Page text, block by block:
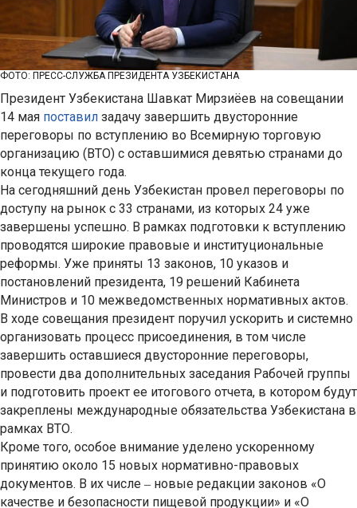
ФОТО: ПРЕСС-СЛУЖБА ПРЕЗИДЕНТА УЗБЕКИСТАНА
Президент Узбекистана Шавкат Мирзиёев на совещании
14 мая поставил задачу завершить двусторонние
переговоры по вступлению во Всемирную торговую
организацию (ВТО) с оставшимися девятью странами до
конца текущего года.
На сегодняшний день Узбекистан провел переговоры по
доступу на рынок с 33 странами, из которых 24 уже
завершены успешно. В рамках подготовки к вступлению
проводятся широкие правовые и институциональные
реформы. Уже приняты 13 законов, 10 указов и
постановлений президента, 19 решений Кабинета
Министров и 10 межведомственных нормативных актов.
В ходе совещания президент поручил ускорить и системно
организовать процесс присоединения, в том числе
завершить оставшиеся двусторонние переговоры,
провести два дополнительных заседания Рабочей группы
и подготовить проект ее итогового отчета, в котором будут
закреплены международные обязательства Узбекистана в
рамках ВТО.
Кроме того, особое внимание уделено ускоренному
принятию около 15 новых нормативно-правовых
документов. В их числе – новые редакции законов «О
качестве и безопасности пищевой продукции» и «О